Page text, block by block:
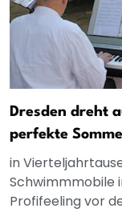
Dresden dreht
perfekte
in
Schwimmmobile
Profifeeling vor